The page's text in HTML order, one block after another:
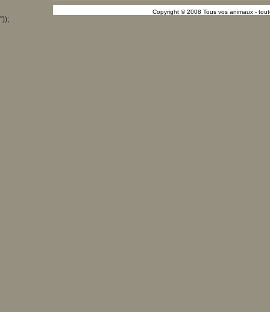
Copyright © 2008 Tous vos animaux -
"));